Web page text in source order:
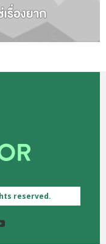
reserved.